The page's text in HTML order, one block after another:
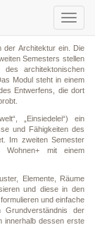
der Architektur ein. Die
Semesters stellen
des architektonischen
Modul steht in einem
Entwerfens, die dort
„Einsiedelei“) ein
und Fähigkeiten des
Im zweiten Semester
Wohnen+ mit einem
Elemente, Räume
und diese in den
und einfache
Grundverständnis der
innerhalb dessen erste